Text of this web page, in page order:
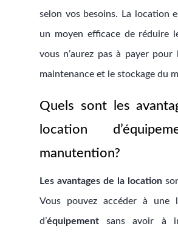
selon vos besoins. La location
un moyen efficace de réduire
vous n’aurez pas à payer pour
maintenance et le stockage du
Quels sont les
location
manutention?
Les avantages de la location
Vous pouvez accéder à une
d’équipementsans avoir à